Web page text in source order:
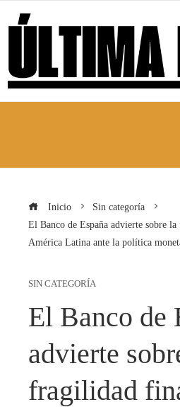
Inicio
Sin categoría
El Banco de España advierte sobre
América Latina ante la política
SIN CATEGORÍA
El Banco de
advierte
fragilidad